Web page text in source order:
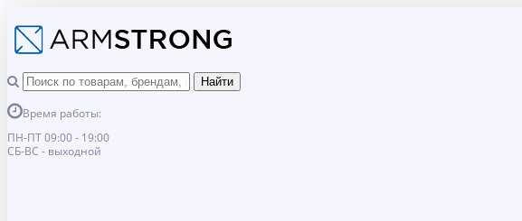
Время работы:
ПН-ПТ 09:00 - 19:00
СБ-ВС - выходной